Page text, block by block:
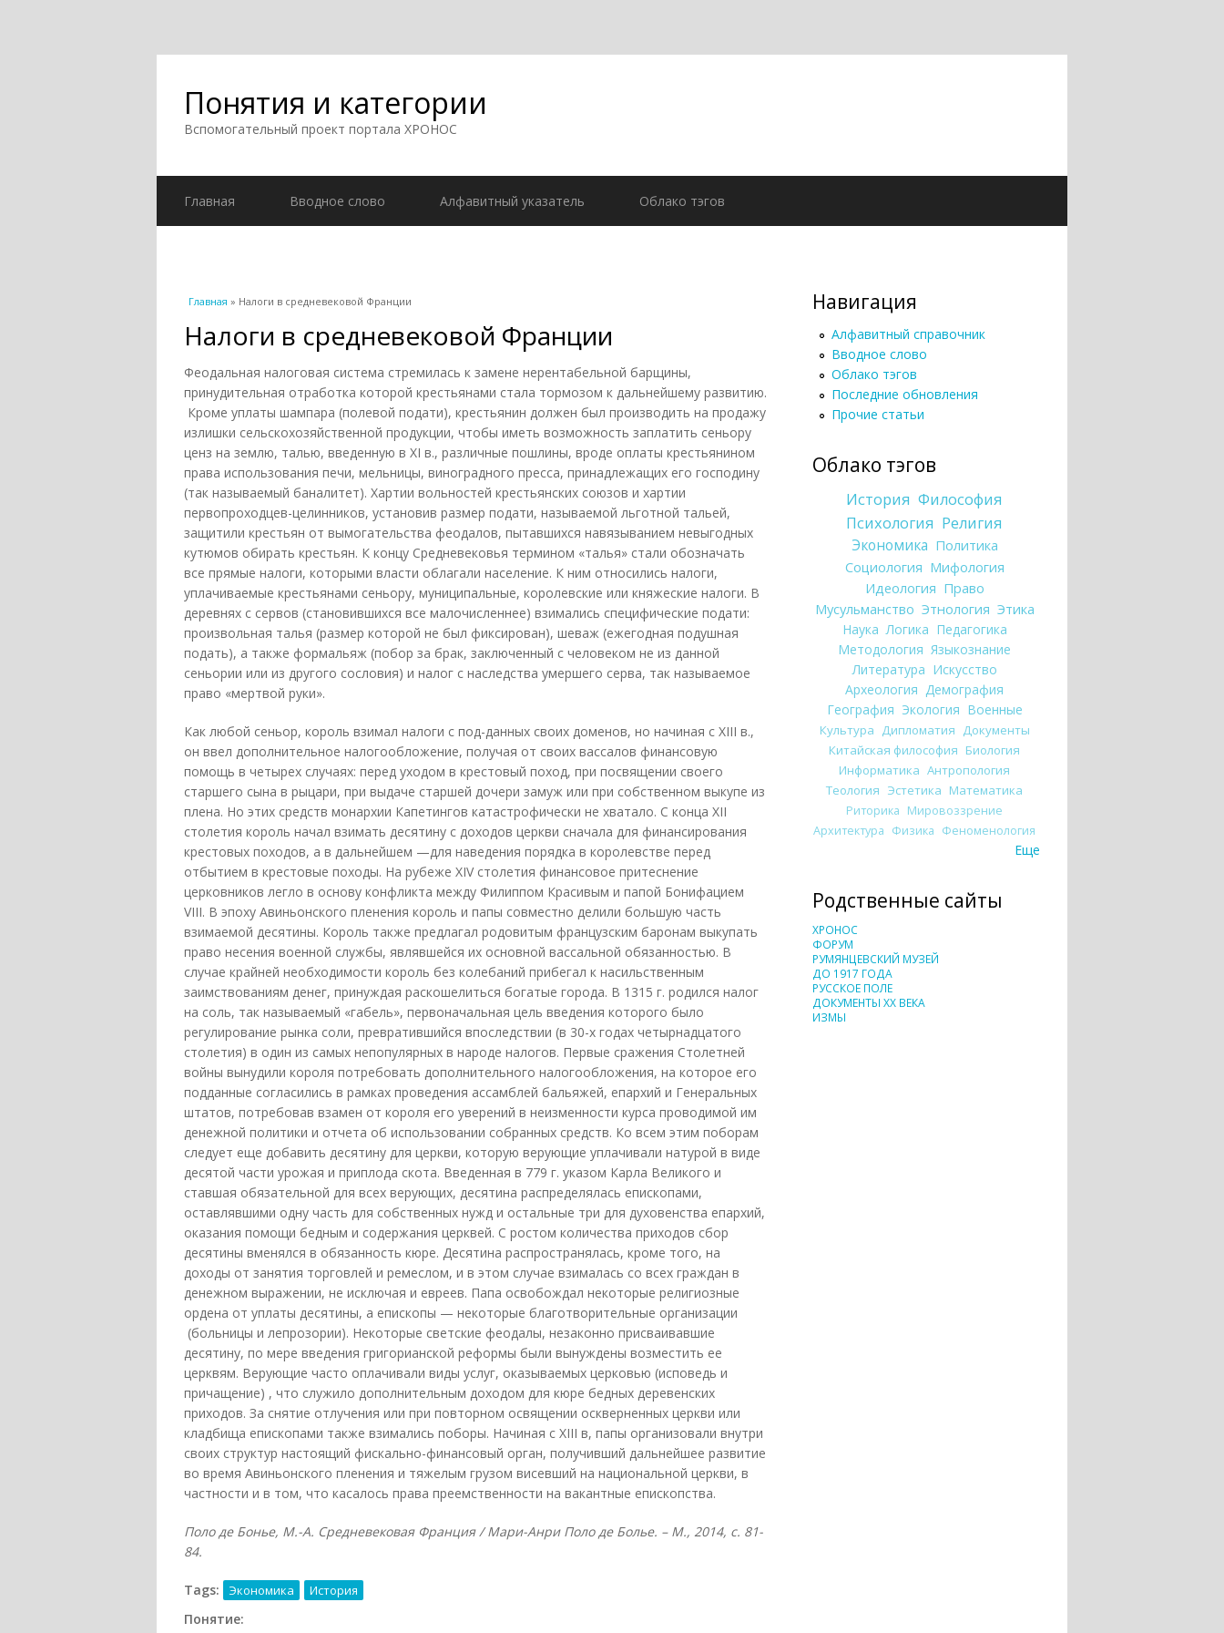
Понятия и категории
Вспомогательный проект портала ХРОНОС
Главная Вводное слово Алфавитный указатель Облако тэгов
Вы здесь
Главная » Налоги в средневековой Франции
Налоги в средневековой Франции
Феодальная налоговая система стремилась к замене нерентабельной барщины,
принудительная отработка которой крестьянами стала тормозом к дальнейшему развитию.
Кроме уплаты шампара (полевой подати), крестьянин должен был производить на продажу
излишки сельскохозяйственной продукции, чтобы иметь возможность заплатить сеньору
ценз на землю, талью, введенную в XI в., различные пошлины, вроде оплаты крестьянином
права использования печи, мельницы, виноградного пресса, принадлежащих его господину
(так называемый баналитет). Хартии вольностей крестьянских союзов и хартии
первопроходцев-целинников, установив размер подати, называемой льготной тальей,
защитили крестьян от вымогательства феодалов, пытавшихся навязыванием невыгодных
кутюмов обирать крестьян. К концу Средневековья термином «талья» стали обозначать
все прямые налоги, которыми власти облагали население. К ним относились налоги,
уплачиваемые крестьянами сеньору, муниципальные, королевские или княжеские налоги. В
деревнях с сервов (становившихся все малочисленнее) взимались специфические подати:
произвольная талья (размер которой не был фиксирован), шеваж (ежегодная подушная
подать), а также формальяж (побор за брак, заключенный с человеком не из данной
сеньории или из другого сословия) и налог с наследства умершего серва, так называемое
право «мертвой руки».
Как любой сеньор, король взимал налоги с под-данных своих доменов, но начиная с XIII в.,
он ввел дополнительное налогообложение, получая от своих вассалов финансовую
помощь в четырех случаях: перед уходом в крестовый поход, при посвящении своего
старшего сына в рыцари, при выдаче старшей дочери замуж или при собственном выкупе из
плена. Но этих средств монархии Капетингов катастрофически не хватало. С конца XII
столетия король начал взимать десятину с доходов церкви сначала для финансирования
крестовых походов, а в дальнейшем —для наведения порядка в королевстве перед
отбытием в крестовые походы. На рубеже XIV столетия финансовое притеснение
церковников легло в основу конфликта между Филиппом Красивым и папой Бонифацием
VIII. В эпоху Авиньонского пленения король и папы совместно делили большую часть
взимаемой десятины. Король также предлагал родовитым французским баронам выкупать
право несения военной службы, являвшейся их основной вассальной обязанностью. В
случае крайней необходимости король без колебаний прибегал к насильственным
заимствованиям денег, принуждая раскошелиться богатые города. В 1315 г. родился налог
на соль, так называемый «габель», первоначальная цель введения которого было
регулирование рынка соли, превратившийся впоследствии (в 30-х годах четырнадцатого
столетия) в один из самых непопулярных в народе налогов. Первые сражения Столетней
войны вынудили короля потребовать дополнительного налогообложения, на которое его
подданные согласились в рамках проведения ассамблей бальяжей, епархий и Генеральных
штатов, потребовав взамен от короля его уверений в неизменности курса проводимой им
денежной политики и отчета об использовании собранных средств. Ко всем этим поборам
следует еще добавить десятину для церкви, которую верующие уплачивали натурой в виде
десятой части урожая и приплода скота. Введенная в 779 г. указом Карла Великого и
ставшая обязательной для всех верующих, десятина распределялась епископами,
оставлявшими одну часть для собственных нужд и остальные три для духовенства епархий,
оказания помощи бедным и содержания церквей. С ростом количества приходов сбор
десятины вменялся в обязанность кюре. Десятина распространялась, кроме того, на
доходы от занятия торговлей и ремеслом, и в этом случае взималась со всех граждан в
денежном выражении, не исключая и евреев. Папа освобождал некоторые религиозные
ордена от уплаты десятины, а епископы — некоторые благотворительные организации
(больницы и лепрозории). Некоторые светские феодалы, незаконно присваивавшие
десятину, по мере введения григорианской реформы были вынуждены возместить ее
церквям. Верующие часто оплачивали виды услуг, оказываемых церковью (исповедь и
причащение) , что служило дополнительным доходом для кюре бедных деревенских
приходов. За снятие отлучения или при повторном освящении оскверненных церкви или
кладбища епископами также взимались поборы. Начиная с XIII в, папы организовали внутри
своих структур настоящий фискально-финансовый орган, получивший дальнейшее развитие
во время Авиньонского пленения и тяжелым грузом висевший на национальной церкви, в
частности и в том, что касалось права преемственности на вакантные епископства.
Поло де Бонье, М.-А. Средневековая Франция / Мари-Анри Поло де Болье. – М., 2014, с. 81-
84.
Tags: Экономика История
Понятие:
Навигация
Алфавитный справочник
Вводное слово
Облако тэгов
Последние обновления
Прочие статьи
Облако тэгов
История Философия
Психология Религия
Экономика Политика
Социология Мифология
Идеология Право
Мусульманство Этнология Этика
Наука Логика Педагогика
Методология Языкознание
Литература Искусство
Археология Демография
География Экология Военные
Культура Дипломатия Документы
Китайская философия Биология
Информатика Антропология
Теология Эстетика Математика
Риторика Мировоззрение
Архитектура Физика Феноменология
Еще
Родственные сайты
ХРОНОС
ФОРУМ
РУМЯНЦЕВСКИЙ МУЗЕЙ
ДО 1917 ГОДА
РУССКОЕ ПОЛЕ
ДОКУМЕНТЫ XX ВЕКА
ИЗМЫ